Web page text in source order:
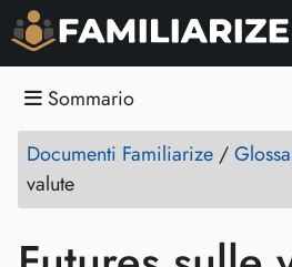
Sommario
Documenti Familiarize /
valute